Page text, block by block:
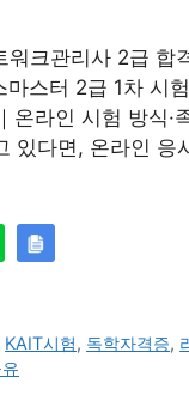
워크관리사 2급 합
스터 2급 1차 시
온라인 시험 방식
있다면, 온라인 응
KAIT시험, 독학자격증,